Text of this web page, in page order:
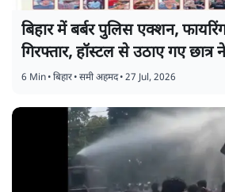
बिहार में बर्बर पुलिस एक्शन,
गिरफ्तार, हॉस्टल से उठाए गए छात्र
6 Min•बिहार•समी अहमद•27 Jul, 2026